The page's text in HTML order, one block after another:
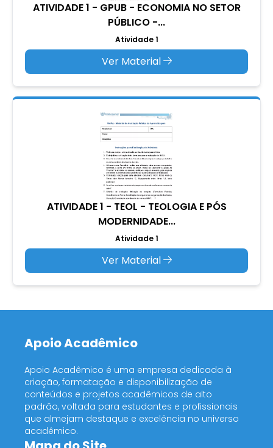
ATIVIDADE 1 - GPUB - ECONOMIA NO SETOR
PÚBLICO -...
Atividade 1
Ver Material
ATIVIDADE 1 - TEOL - TEOLOGIA E PÓS
MODERNIDADE...
Atividade 1
Ver Material
Apoio Acadêmico
Apoio Acadêmico é uma empresa dedicada à
criação, formatação e disponibilização de
conteúdos e projetos acadêmicos de alto
padrão, voltada para estudantes e profissionais
que almejam destaque e excelência no universo
acadêmico.